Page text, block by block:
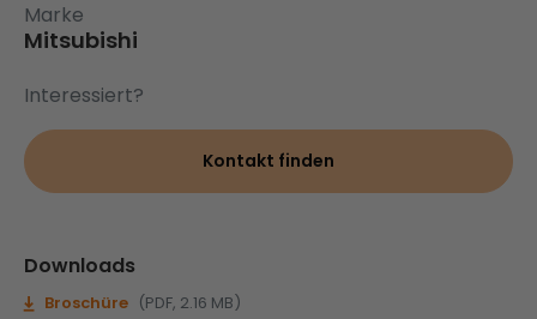
Marke
Mitsubishi
Interessiert?
Kontakt finden
Downloads
Broschüre (PDF, 2.16 MB)